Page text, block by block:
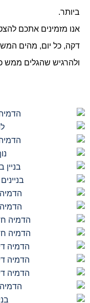
ביותר.
אנו מזמינים אתכם
דקה, כל יום, מהים
ולהרגיש שהגלים ממש